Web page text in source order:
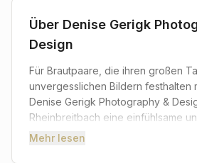
Über Denise Gerigk
Design
Für Brautpaare, die ihren großen
unvergesslichen Bildern festhalten
Denise Gerigk Photography &
Rheinbreitbach eine einfühlsame
Begleitung. Mit einem Auge für die
Mehr lesen